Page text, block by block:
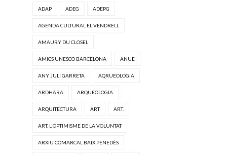
ADAP ADEG ADEPG
AGENDA CULTURAL EL VENDRELL
AMAURY DU CLOSEL
AMICS UNESCO BARCELONA ANUE
ANY JULI GARRETA AQRUEOLOGIA
ARDHARA ARQUEOLOGIA
ARQUITECTURA ART ART.
ART. L'OPTIMISME DE LA VOLUNTAT
ARXIU COMARCAL BAIX PENEDÈS